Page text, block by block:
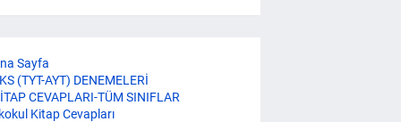
Sayfa
(TYT-AYT) DENEMELERİ
CEVAPLARI-TÜM SINIFLAR
Kitap Cevapları